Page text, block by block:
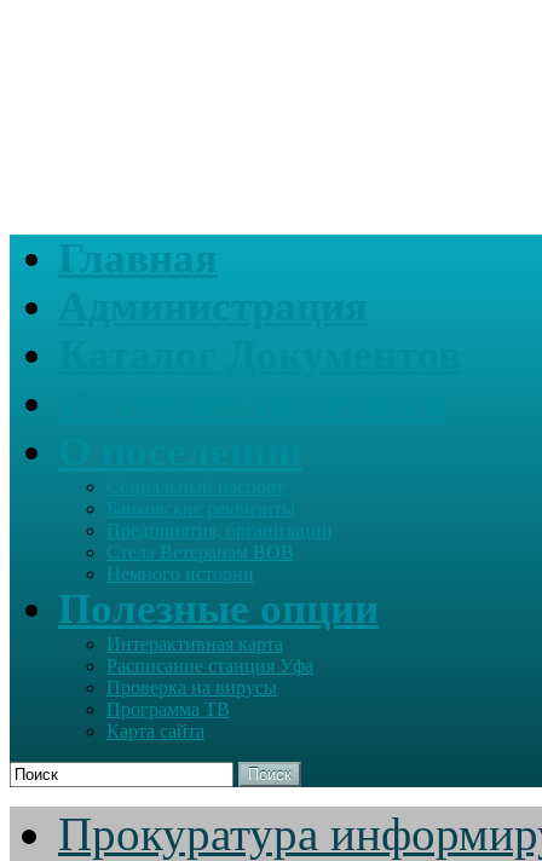
Главная
Банковские реквизиты
Предприятия, организации
Стела Ветеранам ВОВ
Немного истории
Полезные опции
Интерактивная карта
Расписание станция Уфа
Проверка на вирусы
Программа ТВ
Карта сайта
Поиск
Прокуратура